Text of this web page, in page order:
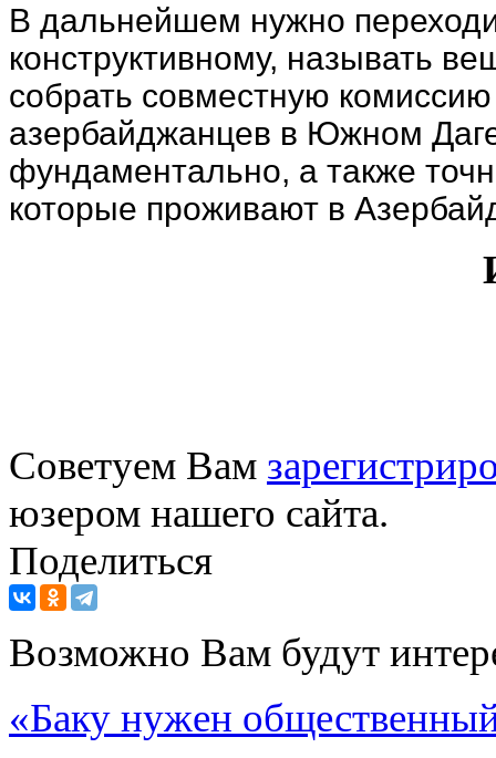
В дальнейшем нужно
конструктивному, называть
собрать совместную
азербайджанцев в Южном
фундаментально, а также
которые проживают в
Советуем Вам
юзером нашего сайта.
Поделиться
Возможно Вам будут
«Баку нужен